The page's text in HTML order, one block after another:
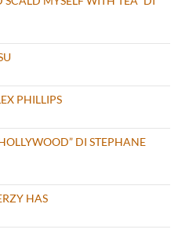
PHILLIPS
DI STEPHANE
HAS